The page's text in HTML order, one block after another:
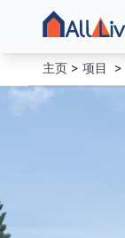
主页 项目